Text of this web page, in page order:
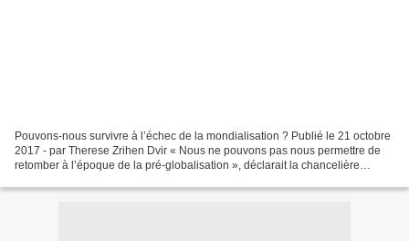
Pouvons-nous survivre à l’échec de la mondialisation ? Publié le 21 octobre
2017 - par Therese Zrihen Dvir « Nous ne pouvons pas nous permettre de
retomber à l’époque de la pré-globalisation », déclarait la chancelière